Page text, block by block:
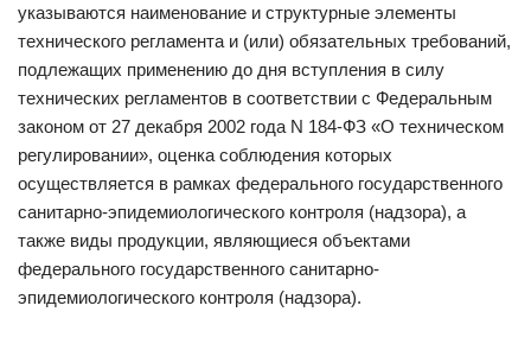
указываются наименование и структурные элементы
технического регламента и (или) обязательных требований,
подлежащих применению до дня вступления в силу
технических регламентов в соответствии с Федеральным
законом от 27 декабря 2002 года N 184-ФЗ «О техническом
регулировании», оценка соблюдения которых
осуществляется в рамках федерального государственного
санитарно-эпидемиологического контроля (надзора), а
также виды продукции, являющиеся объектами
федерального государственного санитарно-
эпидемиологического контроля (надзора).